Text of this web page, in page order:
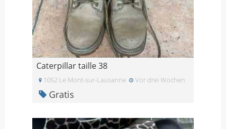
Caterpillar taille 38
1052 Le Mont-sur-Lausanne Vor drei Wochen
Gratis